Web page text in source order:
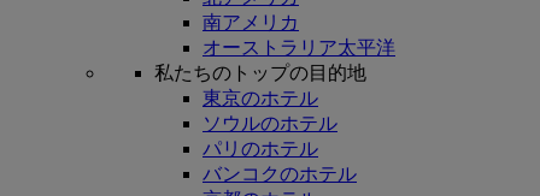
南アメリカ
オーストラリア太平洋
私たちのトップの目的地
東京のホテル
ソウルのホテル
パリのホテル
バンコクのホテル